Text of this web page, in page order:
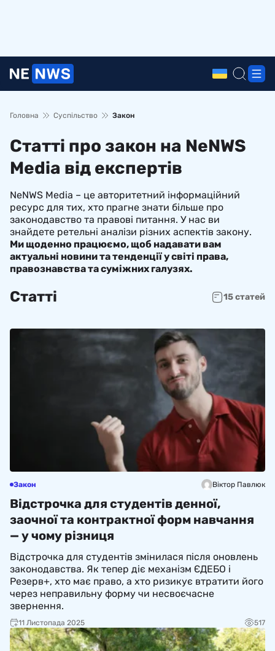
Головна Суспільство Закон
Статті про закон на NeNWS
Media від експертів
NeNWS Media – це авторитетний інформаційний
ресурс для тих, хто прагне знати більше про
законодавство та правові питання. У нас ви
знайдете ретельні аналізи різних аспектів закону.
Ми щоденно працюємо, щоб надавати вам
актуальні новини та тенденції у світі права,
правознавства та суміжних галузях.
Статті 15 статей
Закон Віктор Павлюк
Відстрочка для студентів денної,
заочної та контрактної форм навчання
— у чому різниця
Відстрочка для студентів змінилася після оновлень
законодавства. Як тепер діє механізм ЄДЕБО і
Резерв+, хто має право, а хто ризикує втратити його
через неправильну форму чи несвоєчасне
звернення.
11 Листопада 2025 517